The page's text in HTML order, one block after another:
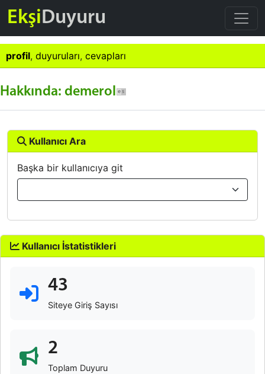
EkşiDuyuru
profil, duyuruları, cevapları
Hakkında: demerol
Kullanıcı Ara
Başka bir kullanıcıya git
Kullanıcı İstatistikleri
43
Siteye Giriş Sayısı
2
Toplam Duyuru